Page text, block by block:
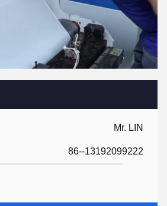
Mr. LIN
86--13192099222